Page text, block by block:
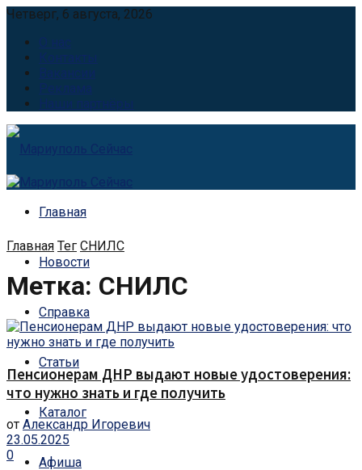
Четверг, 6 августа, 2026
О нас
Контакты
Вакансии
Реклама
Наши партнёры
Главная
Новости
Справка
Статьи
Каталог
Афиша
Главная Тег СНИЛС
Метка: СНИЛС
Пенсионерам ДНР выдают новые удостоверения:
что нужно знать и где получить
от Александр Игоревич
23.05.2025
0